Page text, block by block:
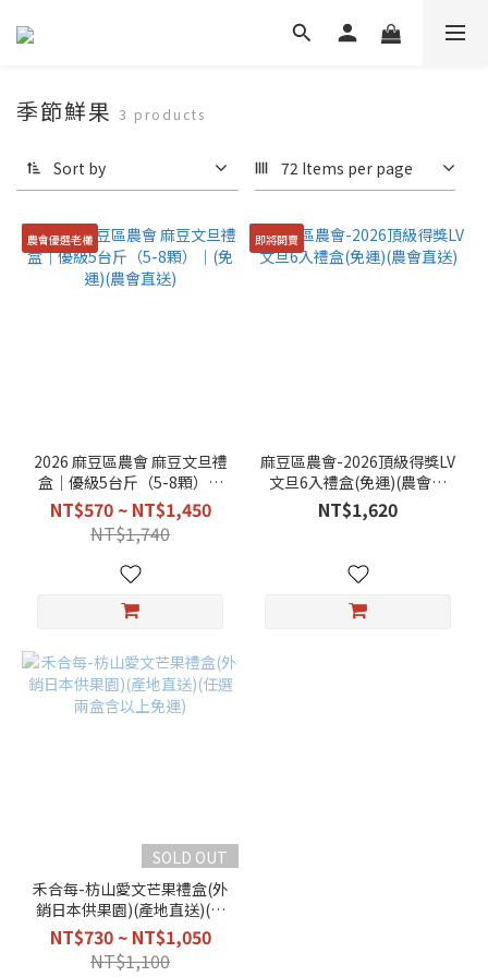
季節鮮果 3 products
Sort by 72 Items per page
農會優選老欉
2026 麻豆區農會 麻豆文旦禮
盒｜優級5台斤（5-8顆）｜
(免運)(農會直送)
NT$570 ~ NT$1,450
NT$1,740
即將開賣
麻豆區農會-2026頂級得獎LV
文旦6入禮盒(免運)(農會直
送)
NT$1,620
SOLD OUT
禾合每-枋山愛文芒果禮盒(外
銷日本供果園)(產地直送)(任
選兩盒含以上免運)
NT$730 ~ NT$1,050
NT$1,100